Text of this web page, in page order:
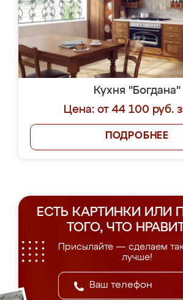
Кухня "Богдана"
Цена: от 44 100 руб.
ПОДРОБНЕЕ
ЕСТЬ КАРТИНКИ ИЛИ
ТОГО, ЧТО
Присылайте — сделаем
лучше!